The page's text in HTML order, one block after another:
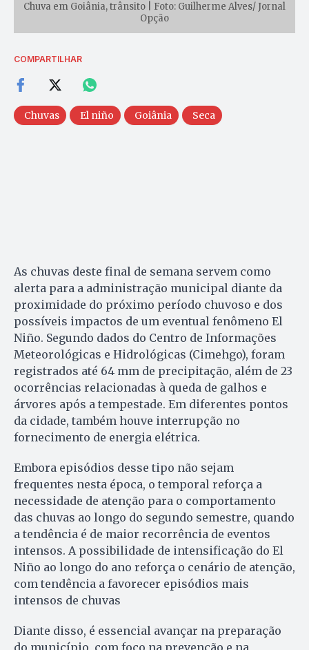
Chuva em Goiânia, trânsito | Foto: Guilherme Alves/ Jornal
Opção
COMPARTILHAR
Chuvas El niño Goiânia Seca
As chuvas deste final de semana servem como
alerta para a administração municipal diante da
proximidade do próximo período chuvoso e dos
possíveis impactos de um eventual fenômeno El
Niño. Segundo dados do Centro de Informações
Meteorológicas e Hidrológicas (Cimehgo), foram
registrados até 64 mm de precipitação, além de 23
ocorrências relacionadas à queda de galhos e
árvores após a tempestade. Em diferentes pontos
da cidade, também houve interrupção no
fornecimento de energia elétrica.
Embora episódios desse tipo não sejam
frequentes nesta época, o temporal reforça a
necessidade de atenção para o comportamento
das chuvas ao longo do segundo semestre, quando
a tendência é de maior recorrência de eventos
intensos. A possibilidade de intensificação do El
Niño ao longo do ano reforça o cenário de atenção,
com tendência a favorecer episódios mais
intensos de chuvas
Diante disso, é essencial avançar na preparação